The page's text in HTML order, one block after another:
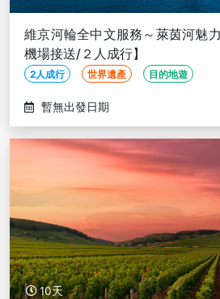
維京河輪全中文服務～萊茵河魅
機場接送/２人成行】
2人成行 世界遺產 目的地遊
暫無出發日期
10天